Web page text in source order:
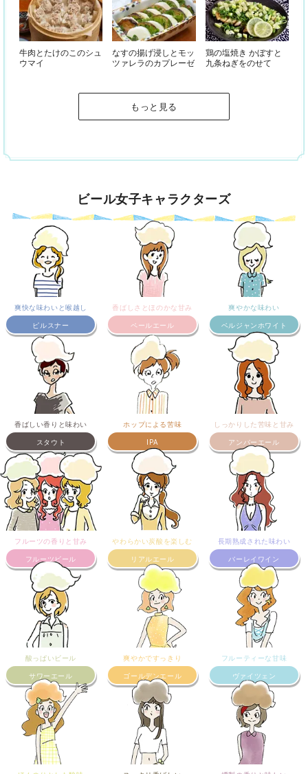
牛肉とたけのこのシュ
ウマイ
なすの揚げ浸しとモッ
ツァレラのカプレーゼ
鶏の塩焼き かぼすと
九条ねぎをのせて
もっと見る
ビール女子キャラクターズ
爽快な味わいと喉越し
ピルスナー
香ばしさとほのかな甘み
ペールエール
爽やかな味わい
ベルジャンホワイト
香ばしい香りと味わい
スタウト
ホップによる苦味
IPA
しっかりした苦味と甘み
アンバーエール
フルーツの香りと甘み
フルーツビール
やわらかい炭酸を楽しむ
リアルエール
長期熟成された味わい
バーレイワイン
酸っぱいビール
サワーエール
爽やかですっきり
ゴールデンエール
フルーティーな甘味
ヴァイツェン